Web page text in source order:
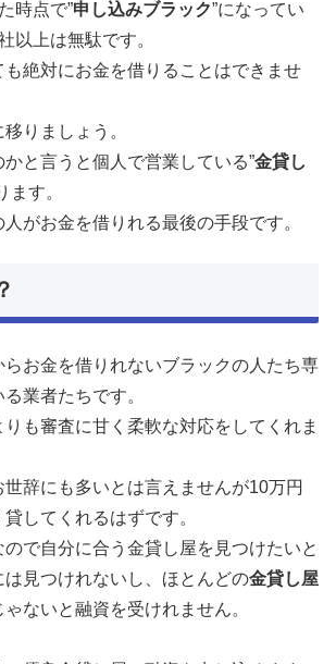
時点で”申し込みブラック”になってい
以上は無駄です。
も絶対にお金を借りることはできませ
りましょう。
と言うと個人で営業している”金貸し
ます。
がお金を借りれる最後の手段です。
らお金を借りれないブラックの人たち専
業者たちです。
も審査に甘く柔軟な対応をしてくれま
辞にも多いとは言えませんが10万円
してくれるはずです。
で自分に合う金貸し屋を見つけたいと
は見つけれないし、ほとんどの金貸し屋
ないと融資を受けれません。